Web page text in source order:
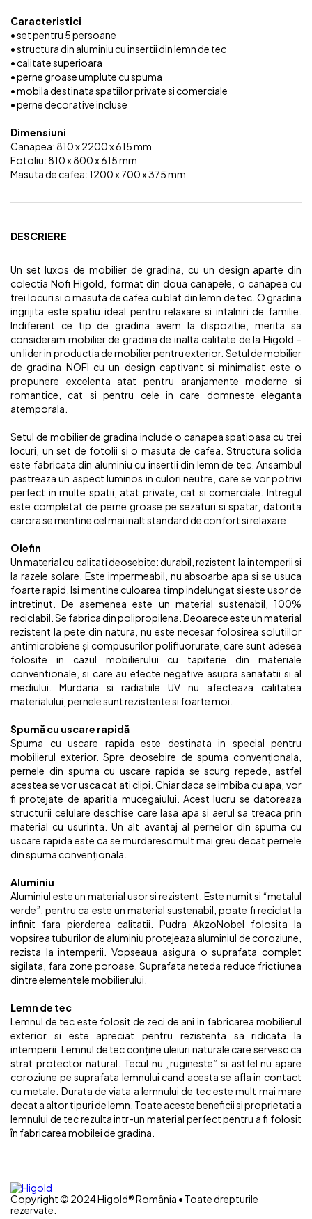
Caracteristici
• set pentru 5 persoane
• structura din aluminiu cu insertii din lemn de tec
• calitate superioara
• perne groase umplute cu spuma
• mobila destinata spatiilor private si comerciale
• perne decorative incluse
Dimensiuni
Canapea: 810 x 2200 x 615 mm
Fotoliu: 810 x 800 x 615 mm
Masuta de cafea: 1200 x 700 x 375 mm
DESCRIERE
Un set luxos de mobilier de gradina, cu un design aparte din
colectia Nofi Higold, format din doua canapele, o canapea cu
trei locuri si o masuta de cafea cu blat din lemn de tec. O gradina
ingrijita este spatiu ideal pentru relaxare si intalniri de familie.
Indiferent ce tip de gradina avem la dispozitie, merita sa
consideram mobilier de gradina de inalta calitate de la Higold –
un lider in productia de mobilier pentru exterior. Setul de mobilier
de gradina NOFI cu un design captivant si minimalist este o
propunere excelenta atat pentru aranjamente moderne si
romantice, cat si pentru cele in care domneste eleganta
atemporala.
Setul de mobilier de gradina include o canapea spatioasa cu trei
locuri, un set de fotolii si o masuta de cafea. Structura solida
este fabricata din aluminiu cu insertii din lemn de tec. Ansambul
pastreaza un aspect luminos in culori neutre, care se vor potrivi
perfect in multe spatii, atat private, cat si comerciale. Intregul
este completat de perne groase pe sezaturi si spatar, datorita
carora se mentine cel mai inalt standard de confort si relaxare.
Olefin
Un material cu calitati deosebite: durabil, rezistent la intemperii si
la razele solare. Este impermeabil, nu absoarbe apa si se usuca
foarte rapid. Isi mentine culoarea timp indelungat si este usor de
intretinut. De asemenea este un material sustenabil, 100%
reciclabil. Se fabrica din polipropilena. Deoarece este un material
rezistent la pete din natura, nu este necesar folosirea solutiilor
antimicrobiene și compusurilor polifluorurate, care sunt adesea
folosite in cazul mobilierului cu tapiterie din materiale
conventionale, si care au efecte negative asupra sanatatii si al
mediului. Murdaria si radiatiile UV nu afecteaza calitatea
materialului, pernele sunt rezistente si foarte moi.
Spumă cu uscare rapidă
Spuma cu uscare rapida este destinata in special pentru
mobilierul exterior. Spre deosebire de spuma convenționala,
pernele din spuma cu uscare rapida se scurg repede, astfel
acestea se vor usca cat ati clipi. Chiar daca se imbiba cu apa, vor
fi protejate de aparitia mucegaiului. Acest lucru se datoreaza
structurii celulare deschise care lasa apa si aerul sa treaca prin
material cu usurinta. Un alt avantaj al pernelor din spuma cu
uscare rapida este ca se murdaresc mult mai greu decat pernele
din spuma convenționala.
Aluminiu
Aluminiul este un material usor si rezistent. Este numit si “metalul
verde”, pentru ca este un material sustenabil, poate fi reciclat la
infinit fara pierderea calitatii. Pudra AkzoNobel folosita la
vopsirea tuburilor de aluminiu protejeaza aluminiul de coroziune,
rezista la intemperii. Vopseaua asigura o suprafata complet
sigilata, fara zone poroase. Suprafata neteda reduce frictiunea
dintre elementele mobilierului.
Lemn de tec
Lemnul de tec este folosit de zeci de ani in fabricarea mobilierul
exterior si este apreciat pentru rezistenta sa ridicata la
intemperii. Lemnul de tec conține uleiuri naturale care servesc ca
strat protector natural. Tecul nu „rugineste” si astfel nu apare
coroziune pe suprafata lemnului cand acesta se afla in contact
cu metale. Durata de viata a lemnului de tec este mult mai mare
decat a altor tipuri de lemn. Toate aceste beneficii si proprietati a
lemnului de tec rezulta intr-un material perfect pentru a fi folosit
în fabricarea mobilei de gradina.
Copyright © 2024 Higold® România • Toate drepturile
rezervate.